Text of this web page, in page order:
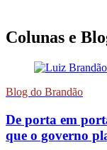
Colunas e
Blog do Brandão
De porta em
que o governo